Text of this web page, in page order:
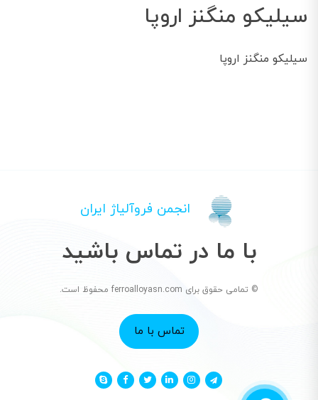
سیلیکو منگنز اروپا
سیلیکو منگنز اروپا
انجمن فروآلیاژ ایران
با ما در تماس باشید
© تمامی حقوق برای ferroalloyasn.com محفوظ است.
تماس با ما